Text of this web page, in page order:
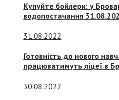
Купуйте бойлери: у
водопостачання
31.08.2022
Готовність до нового
працюватимуть ліцеї в
30.08.2022